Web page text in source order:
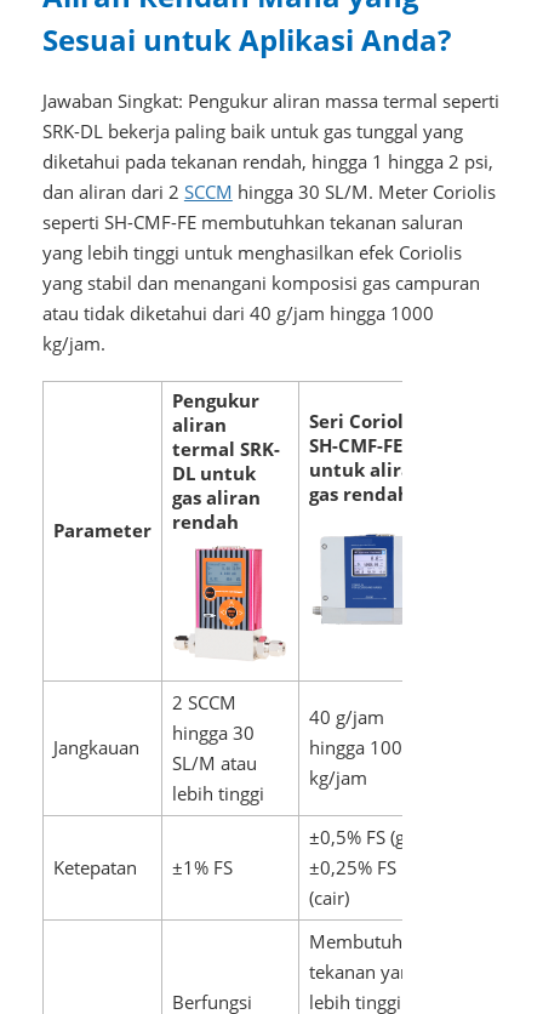
Sesuai untuk Aplikasi Anda?
Jawaban Singkat: Pengukur aliran massa termal seperti
SRK-DL bekerja paling baik untuk gas tunggal yang
diketahui pada tekanan rendah, hingga 1 hingga 2 psi,
dan aliran dari 2 SCCM hingga 30 SL/M. Meter Coriolis
seperti SH-CMF-FE membutuhkan tekanan saluran
yang lebih tinggi untuk menghasilkan efek Coriolis
yang stabil dan menangani komposisi gas campuran
atau tidak diketahui dari 40 g/jam hingga 1000
kg/jam.
Parameter
Pengukur
aliran
termal SRK-
DL untuk
gas aliran
rendah
Seri Coriolis
SH-CMF-FE
untuk aliran
gas rendah
Jangkauan
2 SCCM
hingga 30
SL/M atau
lebih tinggi
40 g/jam
hingga 1000
kg/jam
Ketepatan ±1% FS
±0,5% FS (gas),
±0,25% FS
(cair)
Berfungsi
Membutuhkan
tekanan yang
lebih tinggi